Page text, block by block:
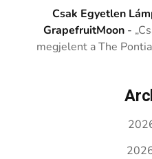
Csak Egyetlen
GrapefruitMoon -
megjelent a The